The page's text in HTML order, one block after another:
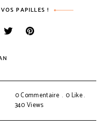
PAPILLES !
0 Commentaire 0Like
340Views